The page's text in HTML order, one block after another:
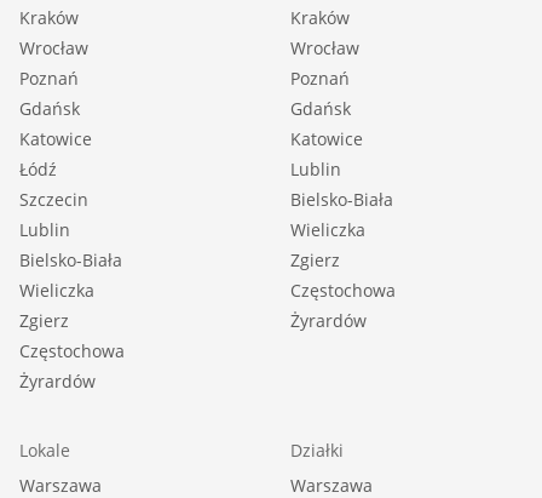
::KONTAKT DO AGENTA |
Malwina Filas |
+48 518-706-518 |
malwina@sadurscy.pl
::DANE BIURA |
Oddział BS2, Rynek Pierwotny |
12 630-90-45
::GRATIS | Nasza prowizja zawiera: koszt
przedwstępnej notarialnej umowy sprzedaży
Kraków
Wrocław
Poznań
Gdańsk
Katowice
Łódź
Szczecin
Lublin
Bielsko-Biała
Wieliczka
Zgierz
Częstochowa
Żyrardów
Kraków
Wrocław
Poznań
Gdańsk
Katowice
Lublin
Bielsko-Biała
Wieliczka
Zgierz
Częstochowa
Żyrardów
Lokale
Warszawa
Działki
Warszawa